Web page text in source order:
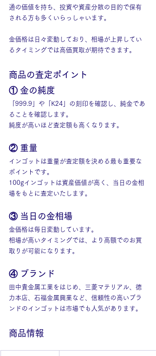
通の価値を持ち、投資や資産分散の目的で保有
される方も多くいらっしゃいます。
金価格は日々変動しており、相場が上昇してい
るタイミングでは高価買取が期待できます。
商品の査定ポイント
① 金の純度
「999.9」や「K24」の刻印を確認し、純金であ
ることを確認します。
純度が高いほど査定額も高くなります。
② 重量
インゴットは重量が査定額を決める最も重要な
ポイントです。
100gインゴットは資産価値が高く、当日の金相
場をもとに査定いたします。
③ 当日の金相場
金価格は毎日変動しています。
相場が高いタイミングでは、より高額でのお買
取りが可能になります。
④ ブランド
田中貴金属工業をはじめ、三菱マテリアル、徳
力本店、石福金属興業など、信頼性の高いブラ
ンドのインゴットは市場でも人気があります。
商品情報